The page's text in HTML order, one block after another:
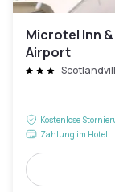
Microtel Inn
Airport
Kostenlose
Zahlung im Hotel